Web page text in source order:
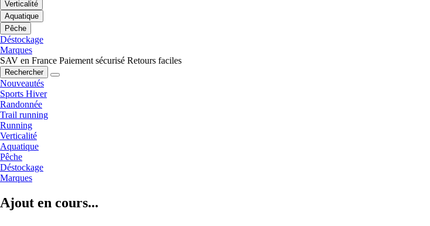
Verticalité
Aquatique
Pêche
Déstockage
Marques
SAV en France Paiement sécurisé Retours faciles
Rechercher
Nouveautés
Sports Hiver
Randonnée
Trail running
Running
Verticalité
Aquatique
Pêche
Déstockage
Marques
Ajout en cours...